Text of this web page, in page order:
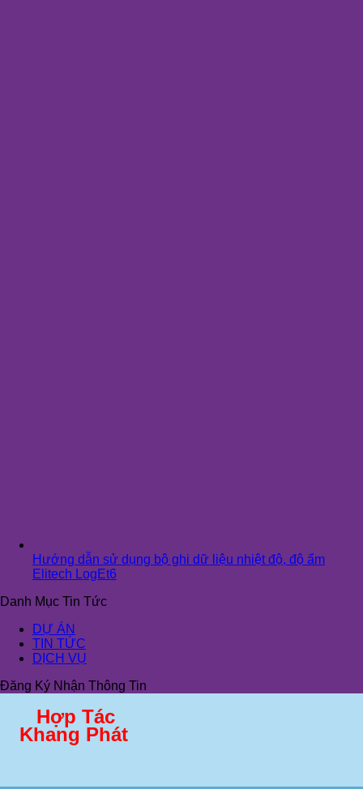
Hướng dẫn sử dụng bộ ghi dữ liệu nhiệt độ, độ ẩm
Elitech LogEt6
Danh Mục Tin Tức
DỰ ÁN
TIN TỨC
DỊCH VỤ
Đăng Ký Nhận Thông Tin
Hợp Tác
Khang Phát